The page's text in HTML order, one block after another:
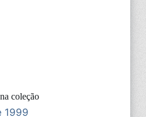
coleção
1999